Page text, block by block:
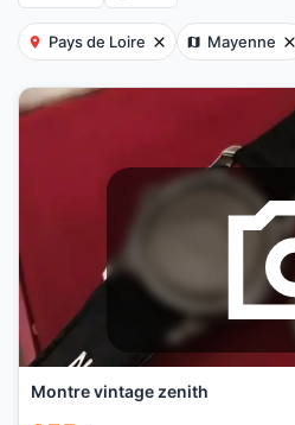
Pays de Loire Mayenne
Montre vintage zenith